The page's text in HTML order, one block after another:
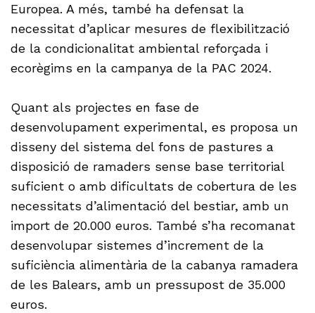
Europea. A més, també ha defensat la
necessitat d’aplicar mesures de flexibilització
de la condicionalitat ambiental reforçada i
ecorègims en la campanya de la PAC 2024.
Quant als projectes en fase de
desenvolupament experimental, es proposa un
disseny del sistema del fons de pastures a
disposició de ramaders sense base territorial
suficient o amb dificultats de cobertura de les
necessitats d’alimentació del bestiar, amb un
import de 20.000 euros. També s’ha recomanat
desenvolupar sistemes d’increment de la
suficiència alimentària de la cabanya ramadera
de les Balears, amb un pressupost de 35.000
euros.